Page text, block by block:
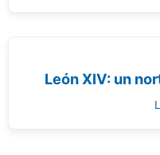
León XIV: un